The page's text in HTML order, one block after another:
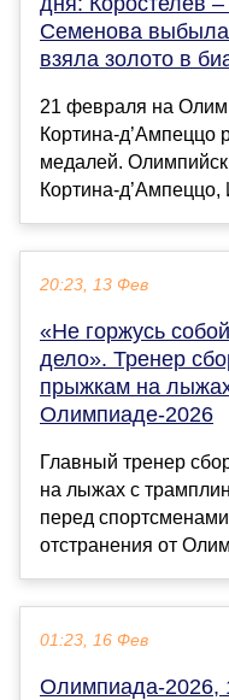
Семенова
взяла золото в
21 февраля на
Кортина-д’Ампеццо
медалей.
Кортина-д’Ампеццо,
20:23, 13 Фев
«Не горжусь
дело». Тренер
прыжкам на
Олимпиаде‑2026
Главный тренер
на лыжах с
перед
отстранения от
01:23, 16 Фев
Олимпиада-2026,